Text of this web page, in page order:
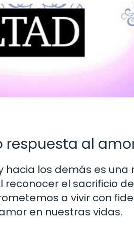
respuesta al
hacia los demás es
reconocer el sacrificio
a vivir con
en nuestras vidas.